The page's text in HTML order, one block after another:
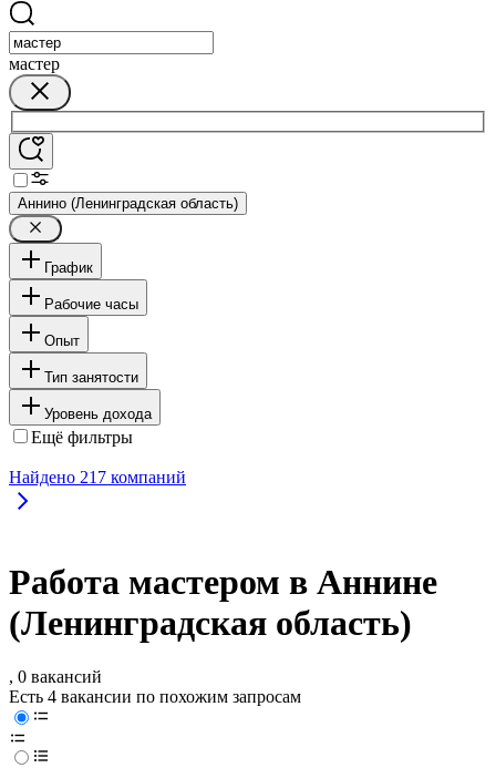
мастер
Аннино (Ленинградская область)
График
Рабочие часы
Опыт
Тип занятости
Уровень дохода
Ещё фильтры
Найдено 217 компаний
Работа мастером в Аннине
(Ленинградская область)
, 0 вакансий
Есть 4 вакансии по похожим запросам